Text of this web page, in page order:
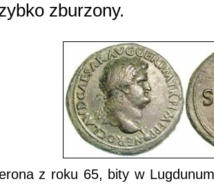
zburzony.
z roku 65, bity w